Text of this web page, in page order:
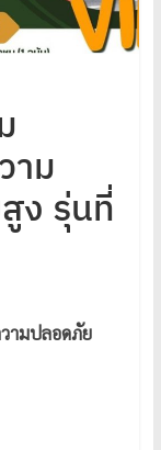
าม
ง รุ่นที่
ามปลอดภัย